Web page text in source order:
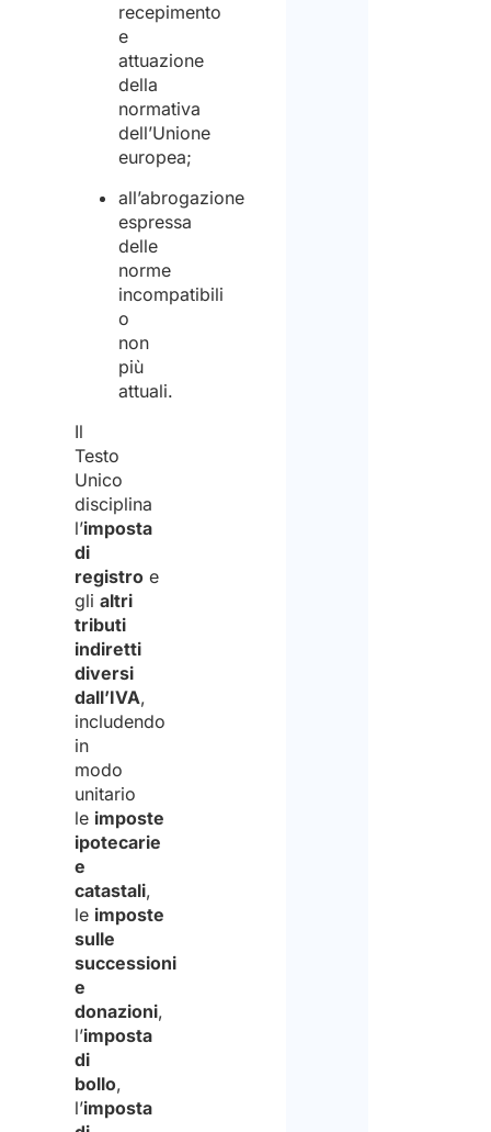
recepimento
e
attuazione
della
normativa
dell’Unione
europea;
all’abrogazione
espressa
delle
norme
incompatibili
o
non
più
attuali.
Il
Testo
Unico
disciplina
l’imposta
di
registroe
gli altri
tributi
indiretti
diversi
dall’IVA,
includendo
in
modo
unitario
le imposte
ipotecarie
e
catastali,
le imposte
sulle
successioni
e
donazioni,
l’imposta
di
bollo,
l’imposta